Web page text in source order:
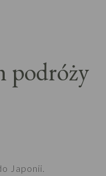
podróży
Japonii.